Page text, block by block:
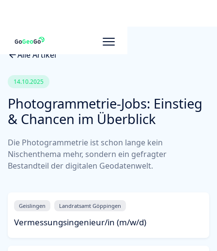
Alle Artikel
14.10.2025
Photogrammetrie-Jobs: Einstieg
& Chancen im Überblick
Die Photogrammetrie ist schon lange kein
Nischenthema mehr, sondern ein gefragter
Bestandteil der digitalen Geodatenwelt.
Geislingen Landratsamt Göppingen
Vermessungsingenieur/in (m/w/d)